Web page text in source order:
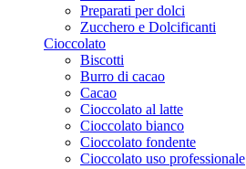
Preparati per dolci
Zucchero e Dolcificanti
Cioccolato
Biscotti
Burro di cacao
Cacao
Cioccolato al latte
Cioccolato bianco
Cioccolato fondente
Cioccolato uso professionale